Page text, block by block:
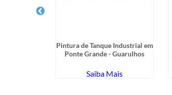
Pintura de Tanque Industrial em
Ponte Grande - Guarulhos
Saiba Mais